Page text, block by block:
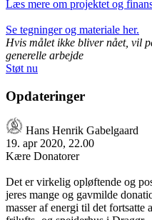
Læs mere om projektet og
Se tegninger og materiale her.
Hvis målet ikke bliver nået, vil
generelle arbejde
Støt nu
Opdateringer
Hans Henrik Gabelgaard
19. apr 2020, 22.00
Kære Donatorer
Det er virkelig opløftende og
jeres mange og gavmilde
masser af energi til det fortsatte